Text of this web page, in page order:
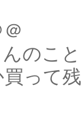
のこ
って